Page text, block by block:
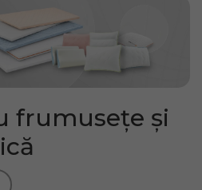
frumusețe și